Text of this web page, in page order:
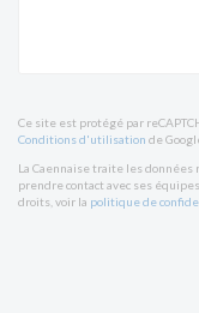
Ce site est protégé par
Conditions d'utilisation de
La Caennaise traite les
prendre contact avec ses
droits, voir la politique de